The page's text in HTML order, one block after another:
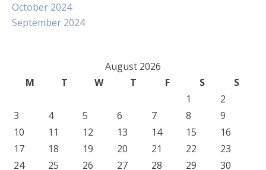
October 2024
September 2024
August 2026
M
T W T F S
S
1
2
3
4 5 6 7 8
9
10
11 12 13 14 15
16
17
18 19 20 21 22
23
24
25 26 27 28 29
30